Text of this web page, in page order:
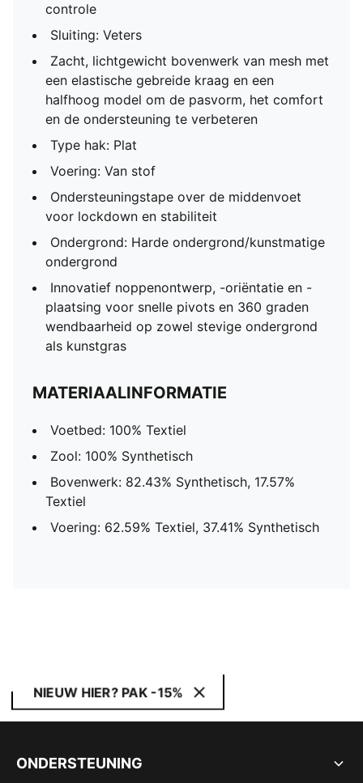
controle
Sluiting: Veters
Zacht, lichtgewicht bovenwerk van mesh met
een elastische gebreide kraag en een
halfhoog model om de pasvorm, het comfort
en de ondersteuning te verbeteren
Type hak: Plat
Voering: Van stof
Ondersteuningstape over de middenvoet
voor lockdown en stabiliteit
Ondergrond: Harde ondergrond/kunstmatige
ondergrond
Innovatief noppenontwerp, -oriëntatie en -
plaatsing voor snelle pivots en 360 graden
wendbaarheid op zowel stevige ondergrond
als kunstgras
MATERIAALINFORMATIE
Voetbed: 100% Textiel
Zool: 100% Synthetisch
Bovenwerk: 82.43% Synthetisch, 17.57%
Textiel
Voering: 62.59% Textiel, 37.41% Synthetisch
NIEUW HIER? PAK -15%
ONDERSTEUNING